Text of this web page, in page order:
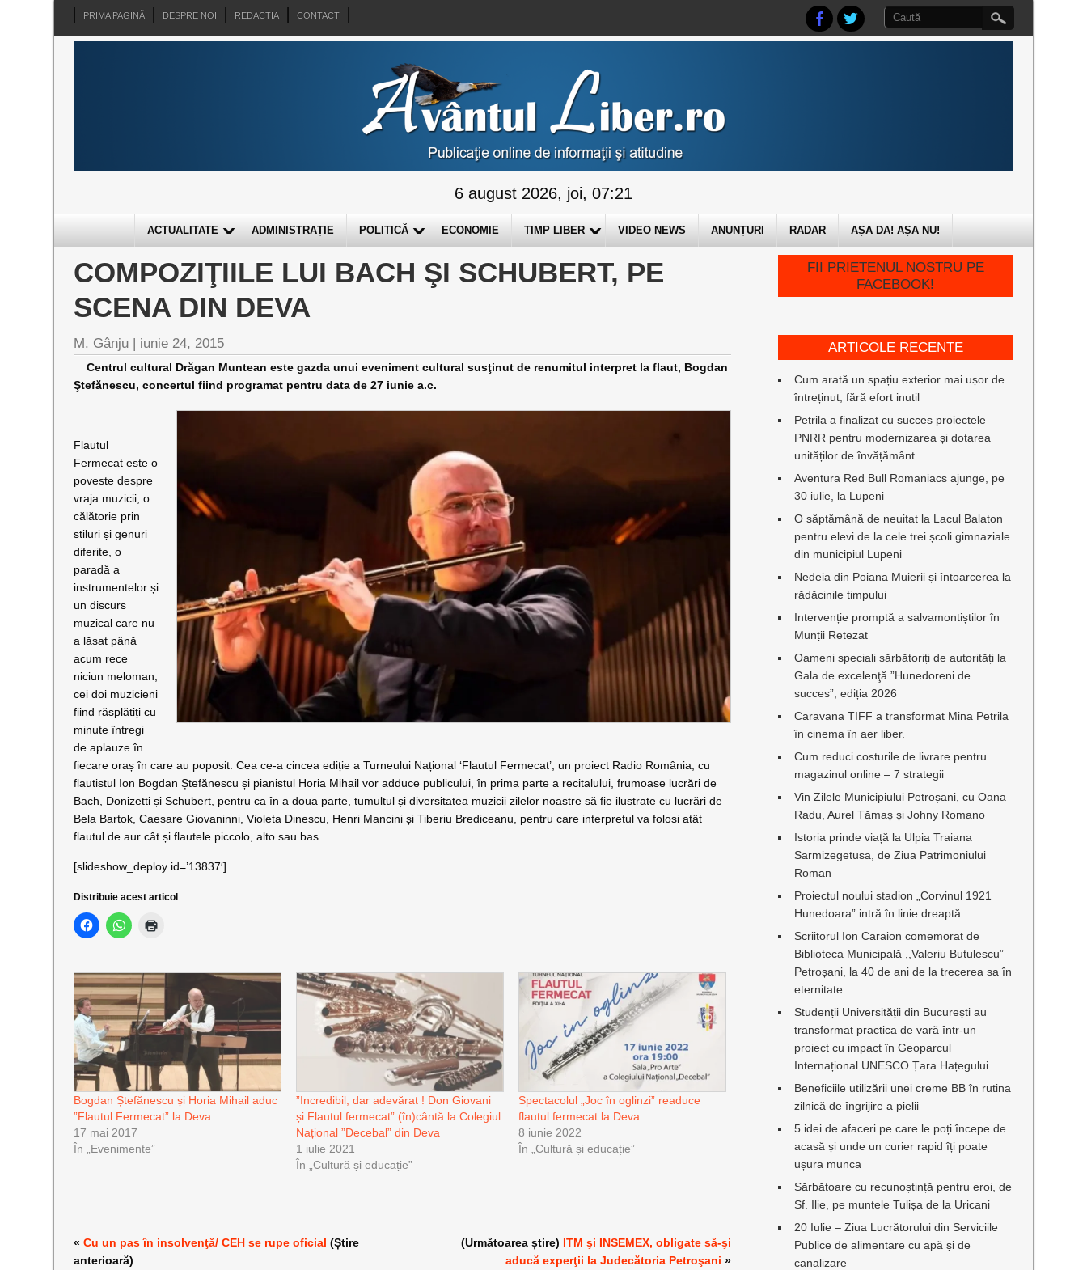
PRIMA PAGINĂ DESPRE NOI REDACTIA CONTACT
6 august 2026, joi, 07:21
ACTUALITATE ADMINISTRAȚIE POLITICĂ ECONOMIE TIMP LIBER VIDEO NEWS ANUNȚURI RADAR AȘA DA! AȘA NU!
COMPOZIŢIILE LUI BACH ŞI SCHUBERT, PE
SCENA DIN DEVA
M. Gânju | iunie 24, 2015
Centrul cultural Drăgan Muntean este gazda unui eveniment cultural susţinut de renumitul interpret la flaut, Bogdan
Ştefănescu, concertul fiind programat pentru data de 27 iunie a.c.
Flautul
Fermecat este o
poveste despre
vraja muzicii, o
călătorie prin
stiluri și genuri
diferite, o
paradă a
instrumentelor și
un discurs
muzical care nu
a lăsat până
acum rece
niciun meloman,
cei doi muzicieni
fiind răsplătiți cu
minute întregi
de aplauze în
fiecare oraș în care au poposit. Cea ce-a cincea ediție a Turneului Național ‘Flautul Fermecat’, un proiect Radio România, cu
flautistul Ion Bogdan Ștefănescu și pianistul Horia Mihail vor adduce publicului, în prima parte a recitalului, frumoase lucrări de
Bach, Donizetti și Schubert, pentru ca în a doua parte, tumultul și diversitatea muzicii zilelor noastre să fie ilustrate cu lucrări de
Bela Bartok, Caesare Giovaninni, Violeta Dinescu, Henri Mancini și Tiberiu Brediceanu, pentru care interpretul va folosi atât
flautul de aur cât și flautele piccolo, alto sau bas.
[slideshow_deploy id=’13837′]
Distribuie acest articol
Bogdan Ștefănescu și Horia Mihail aduc
”Flautul Fermecat” la Deva
17 mai 2017
În „Evenimente”
”Incredibil, dar adevărat ! Don Giovani
și Flautul fermecat” (în)cântă la Colegiul
Național ”Decebal” din Deva
1 iulie 2021
În „Cultură și educație”
Spectacolul „Joc în oglinzi” readuce
flautul fermecat la Deva
8 iunie 2022
În „Cultură și educație”
«Cu un pas în insolvenţă/ CEH se rupe oficial (Știre
anterioară)
(Următoarea știre) ITM şi INSEMEX, obligate să-şi
aducă experţii la Judecătoria Petroşani »
FII PRIETENUL NOSTRU PE
FACEBOOK!
ARTICOLE RECENTE
Cum arată un spațiu exterior mai ușor de
întreținut, fără efort inutil
Petrila a finalizat cu succes proiectele
PNRR pentru modernizarea și dotarea
unităților de învățământ
Aventura Red Bull Romaniacs ajunge, pe
30 iulie, la Lupeni
O săptămână de neuitat la Lacul Balaton
pentru elevi de la cele trei școli gimnaziale
din municipiul Lupeni
Nedeia din Poiana Muierii și întoarcerea la
rădăcinile timpului
Intervenție promptă a salvamontiștilor în
Munții Retezat
Oameni speciali sărbătoriți de autorități la
Gala de excelenţă ”Hunedoreni de
succes”, ediția 2026
Caravana TIFF a transformat Mina Petrila
în cinema în aer liber.
Cum reduci costurile de livrare pentru
magazinul online – 7 strategii
Vin Zilele Municipiului Petroșani, cu Oana
Radu, Aurel Tămaș și Johny Romano
Istoria prinde viață la Ulpia Traiana
Sarmizegetusa, de Ziua Patrimoniului
Roman
Proiectul noului stadion „Corvinul 1921
Hunedoara” intră în linie dreaptă
Scriitorul Ion Caraion comemorat de
Biblioteca Municipală ,,Valeriu Butulescu”
Petroșani, la 40 de ani de la trecerea sa în
eternitate
Studenții Universității din București au
transformat practica de vară într-un
proiect cu impact în Geoparcul
Internațional UNESCO Țara Hațegului
Beneficiile utilizării unei creme BB în rutina
zilnică de îngrijire a pielii
5 idei de afaceri pe care le poți începe de
acasă și unde un curier rapid îți poate
ușura munca
Sărbătoare cu recunoștință pentru eroi, de
Sf. Ilie, pe muntele Tulișa de la Uricani
20 Iulie – Ziua Lucrătorului din Serviciile
Publice de alimentare cu apă și de
canalizare